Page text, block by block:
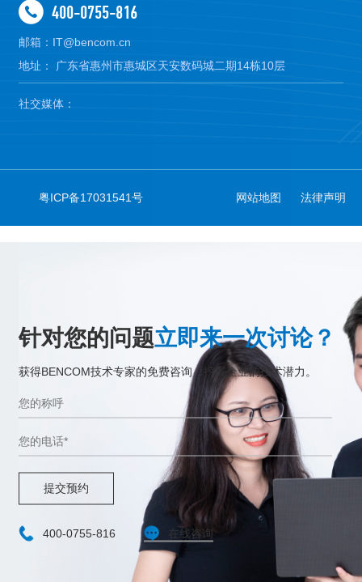
400-0755-816
邮箱：IT@bencom.cn
地址： 广东省惠州市惠城区天安数码城二期14栋10层
社交媒体：
粤ICP备17031541号 网站地图 法律声明
针对您的问题立即来一次讨论？
获得BENCOM技术专家的免费咨询，挖掘企业的技术潜力。
提交预约
400-0755-816 在线咨询